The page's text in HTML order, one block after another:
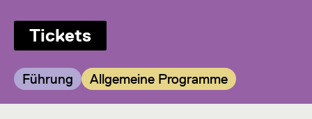
Tickets
Kategorie:
Führung Kategorie:
Allgemeine Programme